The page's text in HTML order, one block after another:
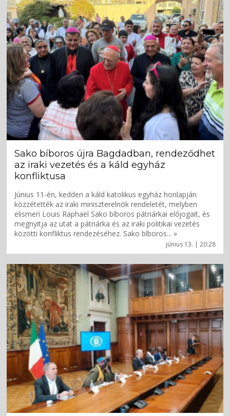
június 13. | 20:28
Sako bíboros újra Bagdadban, rendeződhet
az iraki vezetés és a káld egyház
konfliktusa
Június 11-én, kedden a káld katolikus egyház honlapján
közzétették az iraki miniszterelnök rendeletét, melyben
elismeri Louis Raphaël Sako bíboros pátriárkai előjogait, és
megnyitja az utat a pátriárka és az iraki politikai vezetés
közötti konfliktus rendezéséhez. Sako bíboros... »